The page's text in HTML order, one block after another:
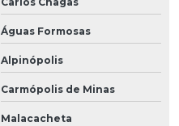
Águas Formosas
Alpinópolis
Carmópolis de Minas
Malacacheta